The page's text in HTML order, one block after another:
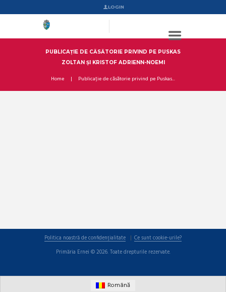
LOGIN
PUBLICAȚIE DE CĂSĂTORIE PRIVIND PE PUSKAS
ZOLTAN ȘI KRISTOF ADRIENN-NOEMI
Home Publicație de căsătorie privind pe Puskas...
Politica noastră de confidențialitate
Ce sunt cookie-urile?
Primăria Ernei © 2026. Toate drepturile rezervate.
Română